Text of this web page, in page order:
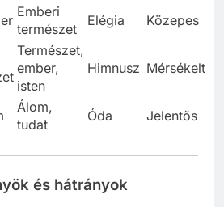
Emberi
természet
Elégia Közepes
Természet,
ember,
isten
Himnusz Mérsékelt
Álom,
tudat
Óda Jelentős
és hátrányok